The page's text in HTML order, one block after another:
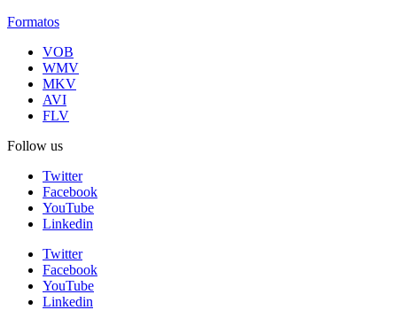
Formatos
VOB
WMV
MKV
AVI
FLV
Follow us
Twitter
Facebook
YouTube
Linkedin
Twitter
Facebook
YouTube
Linkedin